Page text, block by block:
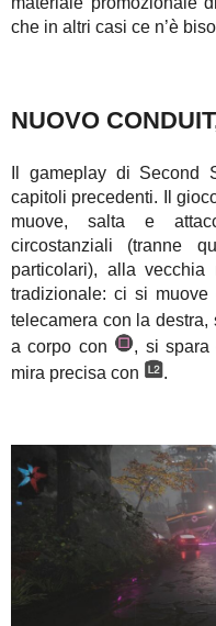
che in altri casi ce n’è
NUOVO
Il gameplay di
capitoli precedenti. Il
muove, salta e
circostanziali (tranne
particolari), alla
tradizionale: ci si
telecamera con la destra,
a corpo con
, si spara
mira precisa con
.